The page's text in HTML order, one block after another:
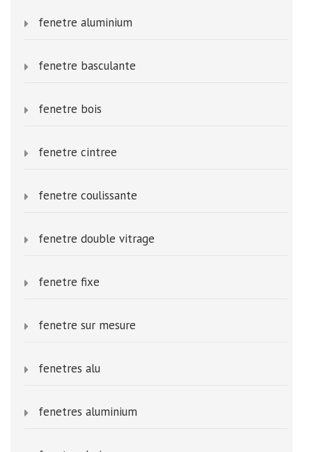
fenetre aluminium
fenetre basculante
fenetre bois
fenetre cintree
fenetre coulissante
fenetre double vitrage
fenetre fixe
fenetre sur mesure
fenetres alu
fenetres aluminium